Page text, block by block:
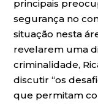
principais
segurança no
situação nesta
revelarem uma
criminalidade,
discutir “os
que permitam